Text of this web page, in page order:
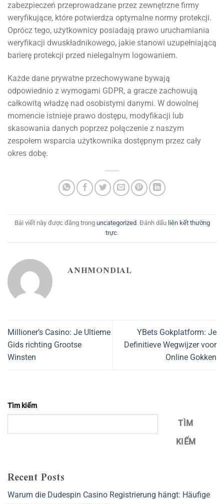
zabezpieczeń przeprowadzane przez zewnętrzne firmy
weryfikujące, które potwierdza optymalne normy protekcji.
Oprócz tego, użytkownicy posiadają prawo uruchamiania
weryfikacji dwuskładnikowego, jakie stanowi uzupełniającą
barierę protekcji przed nielegalnym logowaniem.
Każde dane prywatne przechowywane bywają
odpowiednio z wymogami GDPR, a gracze zachowują
całkowitą władzę nad osobistymi danymi. W dowolnej
momencie istnieje prawo dostępu, modyfikacji lub
skasowania danych poprzez połączenie z naszym
zespołem wsparcia użytkownika dostępnym przez cały
okres dobę.
Bài viết này được đăng trong uncategorized. Đánh dấu liên kết thường
trực.
ANHMONDIAL
Millioner’s Casino: Je Ultieme
Gids richting Grootse
Winsten
YBets Gokplatform: Je
Definitieve Wegwijzer voor
Online Gokken
Tìm kiếm
TÌM
KIẾM
Recent Posts
Warum die Dudespin Casino Registrierung hängt: Häufige